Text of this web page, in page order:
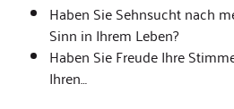
Haben Sie Sehnsucht nach
Sinn in Ihrem Leben?
Haben Sie Freude Ihre
Ihren…